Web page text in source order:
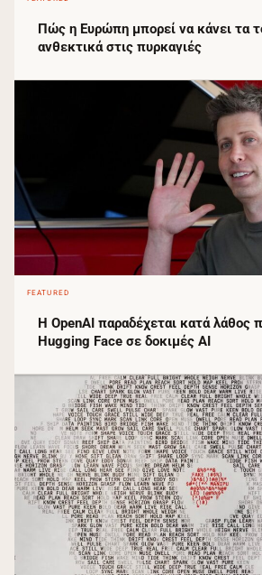
Πώς η Ευρώπη μπορεί να κάνει τα
ανθεκτικά στις πυρκαγιές
FEATURED
Η OpenAI παραδέχεται κατά λάθος
Hugging Face σε δοκιμές AI